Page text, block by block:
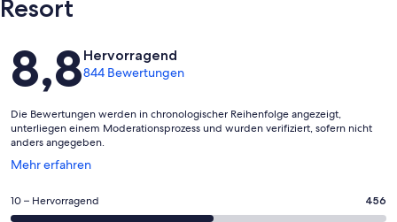
Resort
Bewertungen
8,8Hervorragend
844 Bewertungen
Die Bewertungen werden in chronologischer Reihenfolge angezeigt,
unterliegen einem Moderationsprozess und wurden verifiziert, sofern nicht
anders angegeben.
Mehr erfahren
Wird
einem
neuen
456
10 – Hervorragend 456